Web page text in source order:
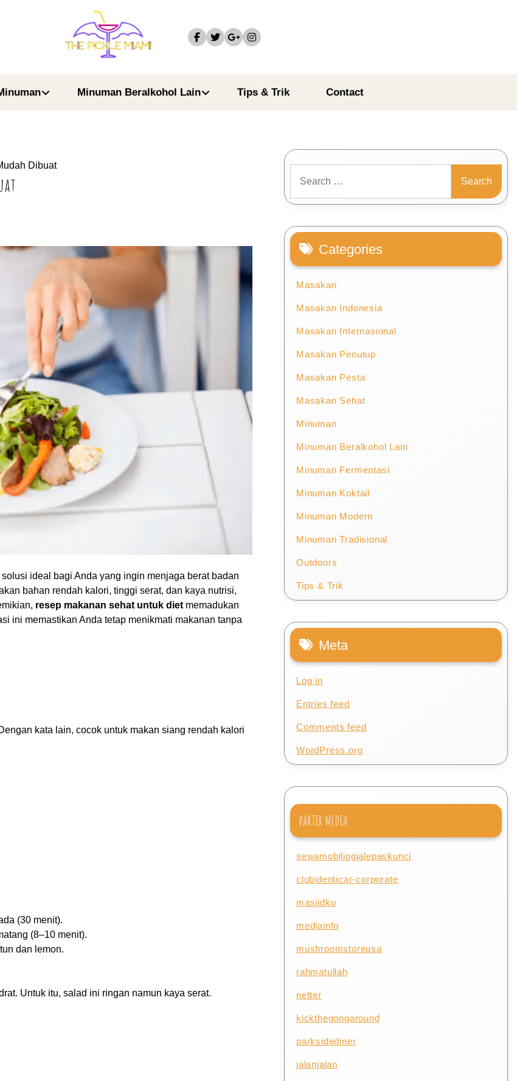
Minuman Beralkohol Lain Tips & Trik Contact
Dibuat
ideal bagi Anda yang ingin menjaga berat badan
bahan rendah kalori, tinggi serat, dan kaya nutrisi,
resep makanan sehat untuk diet memadukan
ini memastikan Anda tetap menikmati makanan tanpa
kata lain, cocok untuk makan siang rendah kalori
(30 menit).
(8–10 menit).
dan lemon.
Untuk itu, salad ini ringan namun kaya serat.
for:
Categories
Masakan
Masakan Indonesia
Masakan Internasional
Masakan Penutup
Masakan Pesta
Masakan Sehat
Minuman
Minuman Beralkohol Lain
Minuman Fermentasi
Minuman Koktail
Minuman Modern
Minuman Tradisional
Outdoors
Tips & Trik
Meta
Log in
Entries feed
Comments feed
WordPress.org
PARTER MEDIA
sewamobiljogjalepaskunci
clubidenticar-corporate
masjidku
mediainfo
mushroomstoreusa
rahmatullah
netter
kickthegongaround
parksidediner
jalanjalan